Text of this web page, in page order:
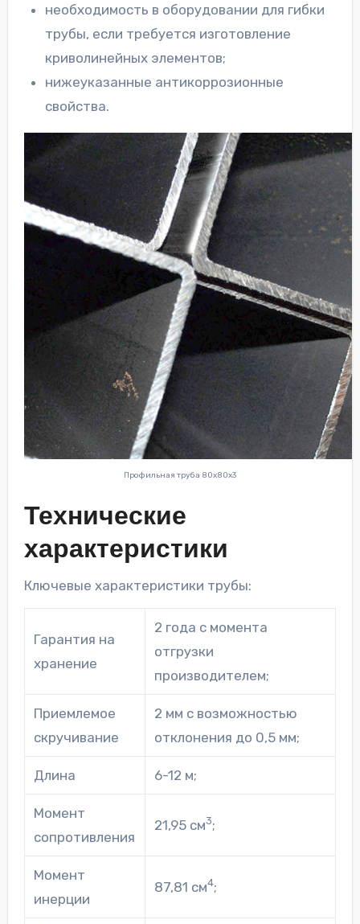
необходимость в оборудовании для гибки
трубы, если требуется изготовление
криволинейных элементов;
нижеуказанные антикоррозионные
свойства.
Профильная труба 80х80х3
Технические
характеристики
Ключевые характеристики трубы:
Гарантия на
хранение
2 года с момента
отгрузки
производителем;
Приемлемое
скручивание
2 мм с возможностью
отклонения до 0,5 мм;
Длина 6-12 м;
Момент
сопротивления
21,95 см3;
Момент
инерции
87,81 см4;